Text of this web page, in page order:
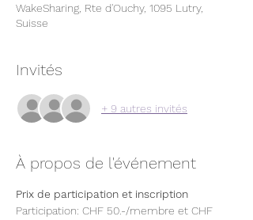
WakeSharing, Rte d'Ouchy, 1095 Lutry,
Suisse
Invités
+ 9 autres invités
À propos de l'événement
Prix de participation et inscription
Participation: CHF 50.-/membre et CHF